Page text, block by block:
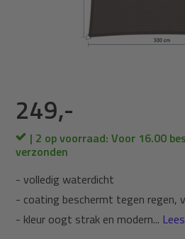
249,-
| 2 op voorraad: Voor 16.00
verzonden
- volledig waterdicht
- coating beschermt tegen regen,
- kleur oogt strak en modern...